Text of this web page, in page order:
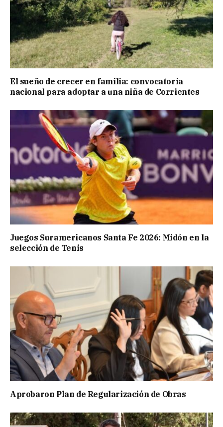
El sueño de crecer en familia: convocatoria
nacional para adoptar a una niña de Corrientes
Juegos Suramericanos Santa Fe 2026: Midón en la
selección de Tenis
Aprobaron Plan de Regularización de Obras